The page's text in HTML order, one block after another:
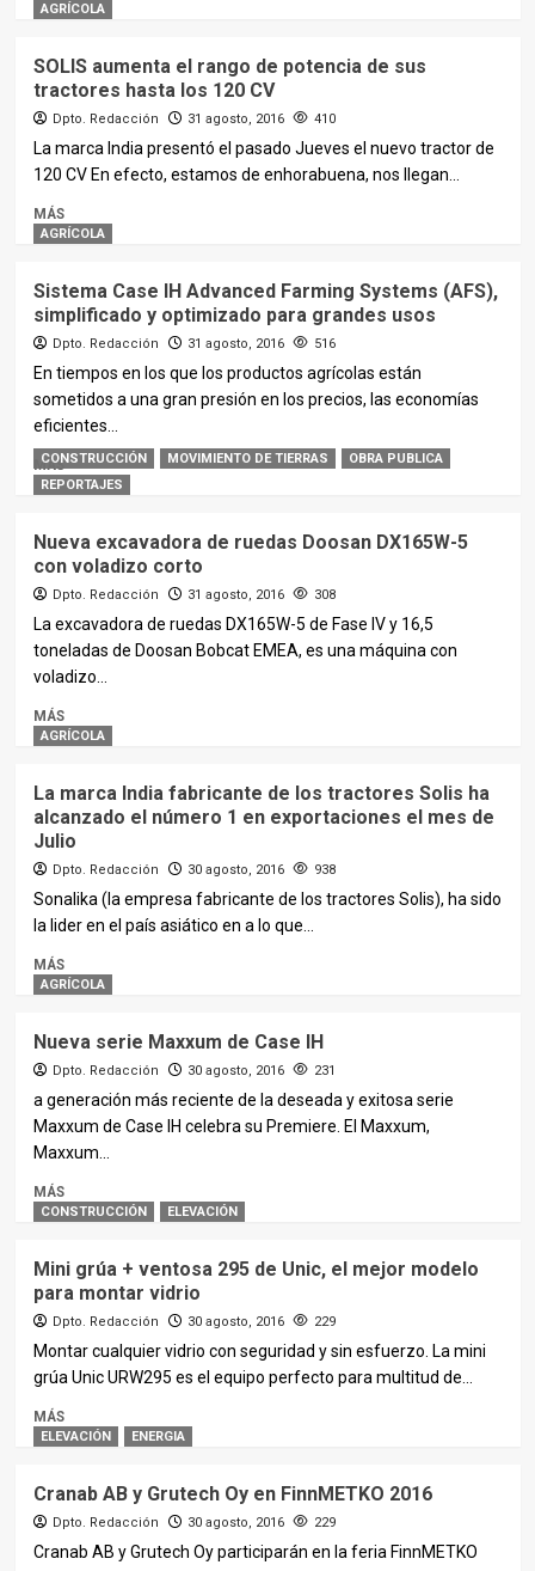
AGRÍCOLA
SOLIS aumenta el rango de potencia de sus
tractores hasta los 120 CV
Dpto. Redacción 31 agosto, 2016 410
La marca India presentó el pasado Jueves el nuevo tractor de
120 CV En efecto, estamos de enhorabuena, nos llegan...
MÁS
AGRÍCOLA
Sistema Case IH Advanced Farming Systems (AFS),
simplificado y optimizado para grandes usos
Dpto. Redacción 31 agosto, 2016 516
En tiempos en los que los productos agrícolas están
sometidos a una gran presión en los precios, las economías
eficientes...
MÁS
CONSTRUCCIÓN MOVIMIENTO DE TIERRAS
OBRA PUBLICA
REPORTAJES
Nueva excavadora de ruedas Doosan DX165W-5
con voladizo corto
Dpto. Redacción 31 agosto, 2016 308
La excavadora de ruedas DX165W-5 de Fase IV y 16,5
toneladas de Doosan Bobcat EMEA, es una máquina con
voladizo...
MÁS
AGRÍCOLA
La marca India fabricante de los tractores Solis ha
alcanzado el número 1 en exportaciones el mes de
Julio
Dpto. Redacción 30 agosto, 2016 938
Sonalika (la empresa fabricante de los tractores Solis), ha sido
la lider en el país asiático en a lo que...
MÁS
AGRÍCOLA
Nueva serie Maxxum de Case IH
Dpto. Redacción 30 agosto, 2016 231
a generación más reciente de la deseada y exitosa serie
Maxxum de Case IH celebra su Premiere. El Maxxum,
Maxxum...
MÁS
CONSTRUCCIÓN ELEVACIÓN
Mini grúa + ventosa 295 de Unic, el mejor modelo
para montar vidrio
Dpto. Redacción 30 agosto, 2016 229
Montar cualquier vidrio con seguridad y sin esfuerzo. La mini
grúa Unic URW295 es el equipo perfecto para multitud de...
MÁS
ELEVACIÓN ENERGIA
Cranab AB y Grutech Oy en FinnMETKO 2016
Dpto. Redacción 30 agosto, 2016 229
Cranab AB y Grutech Oy participarán en la feria FinnMETKO